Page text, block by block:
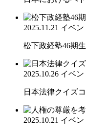
2025.11.21 イベン
松下政経塾46期
2025.10.26 イベン
日本法律クイズ
2025.10.21 イベン